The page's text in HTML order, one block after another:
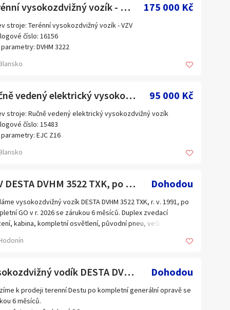
Terénní vysokozdvižný vozík - VZV DVHM 3222 (16156.) 175 000 Kč
stroje: Terénní vysokozdvižný vozík - VZV
číslo: 16156
DVHM 3222
ZAPOJENO, možno předvést v chodu
Ručně vedený elektrický vysokozdvižný vozík EJC Z16 (15483.) 95 000 Kč
stroje: Ručně vedený elektrický vysokozdvižný vozík
číslo: 15483
EJC Z16
1600 kg
nákladu 600 mm
baterie 24 V
pohonu 1,5 kW
baterie min./max. 274/302 kg
VZV DESTA DVHM 3522 TXK, po GO v r. 2026 Dohodou
vysokozdvižný vozík DESTA DVHM 3522 TXK, r. v. 1991, po
GO v r. 2026 se zárukou 6 měsíců. Duplex zvedací
kabina, kompletní osvětlení, původní pneu, veškerá
DESTA
řada: DVHM 3522 TXK
konstrukce: Terénní vysokozdvižný vozík
Vysokozdvižný vodík DESTA DVHM3522Txk po GO Dohodou
k prodeji terenní Destu po kompletní generální opravě se
6 měsíců.